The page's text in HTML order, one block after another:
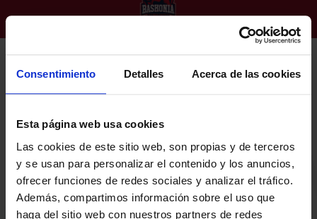
Consentimiento Detalles Acerca de las cookies
Esta página web usa cookies
Las cookies de este sitio web, son propias y de terceros
y se usan para personalizar el contenido y los anuncios,
ofrecer funciones de redes sociales y analizar el tráfico.
Además, compartimos información sobre el uso que
haga del sitio web con nuestros partners de redes
ES EU
NOTICIAS
PLANTILLA
ENTRADAS
NEWSLETTER
últimas noticias y promociones del club.
Email
He leído y acepto laPolítica de privacidaddel SASKI BASKONIA